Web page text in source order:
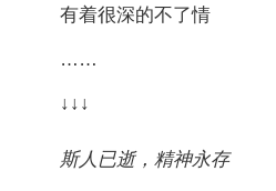
有着很深的不了情
……
↓↓↓
斯人已逝，精神永存